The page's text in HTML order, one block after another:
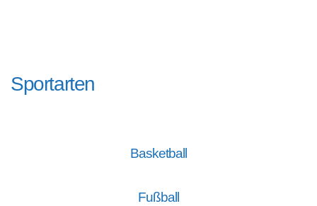
Sportarten
Basketball
Fußball